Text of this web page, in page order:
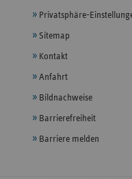
Privatsphäre-
Sitemap
Kontakt
Anfahrt
Bildnachweise
Barrierefreiheit
Barriere melden